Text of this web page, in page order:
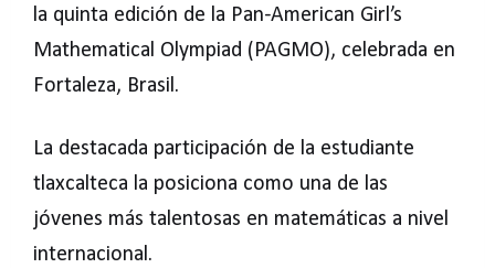
la quinta edición de la Pan-American Girl’s
Mathematical Olympiad (PAGMO), celebrada en
Fortaleza, Brasil.
La destacada participación de la estudiante
tlaxcalteca la posiciona como una de las
jóvenes más talentosas en matemáticas a nivel
internacional.